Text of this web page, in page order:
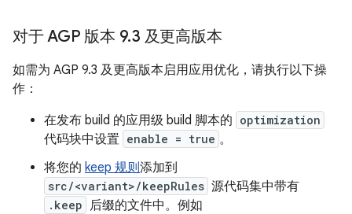
对于 AGP 版本 9.3 及更高版本
如需为 AGP 9.3 及更高版本启用应用优化，请执行以下操
作：
在发布 build 的应用级 build 脚本的 optimization
代码块中设置 enable = true 。
将您的 keep 规则添加到
src/<variant>/keepRules 源代码集中带有
.keep 后缀的文件中。例如